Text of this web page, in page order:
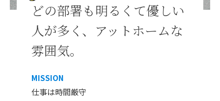
どの部署も明るくて優しい
人が多く、アットホームな
雰囲気。
MISSION
仕事は時間厳守